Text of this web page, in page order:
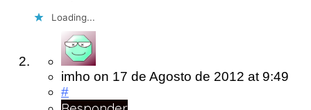
Loading...
imho on 17 de Agosto de 2012 at 9:49
#